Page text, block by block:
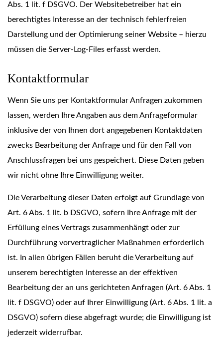
Abs. 1 lit. f DSGVO. Der Websitebetreiber hat ein
berechtigtes Interesse an der technisch fehlerfreien
Darstellung und der Optimierung seiner Website – hierzu
müssen die Server-Log-Files erfasst werden.
Kontaktformular
Wenn Sie uns per Kontaktformular Anfragen zukommen
lassen, werden Ihre Angaben aus dem Anfrageformular
inklusive der von Ihnen dort angegebenen Kontaktdaten
zwecks Bearbeitung der Anfrage und für den Fall von
Anschlussfragen bei uns gespeichert. Diese Daten geben
wir nicht ohne Ihre Einwilligung weiter.
Die Verarbeitung dieser Daten erfolgt auf Grundlage von
Art. 6 Abs. 1 lit. b DSGVO, sofern Ihre Anfrage mit der
Erfüllung eines Vertrags zusammenhängt oder zur
Durchführung vorvertraglicher Maßnahmen erforderlich
ist. In allen übrigen Fällen beruht die Verarbeitung auf
unserem berechtigten Interesse an der effektiven
Bearbeitung der an uns gerichteten Anfragen (Art. 6 Abs. 1
lit. f DSGVO) oder auf Ihrer Einwilligung (Art. 6 Abs. 1 lit. a
DSGVO) sofern diese abgefragt wurde; die Einwilligung ist
jederzeit widerrufbar.